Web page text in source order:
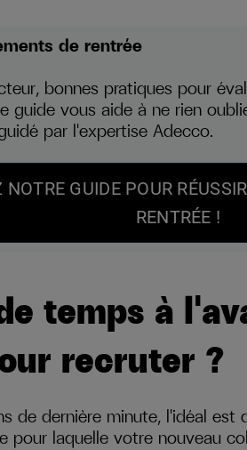
de rentrée
bonnes pratiques pour
guide vous aide à ne rien
par l'expertise Adecco.
NOTRE GUIDE POUR
RENTRÉE !
temps à
recruter ?
de dernière minute, l'idéal est
pour laquelle votre nouveau